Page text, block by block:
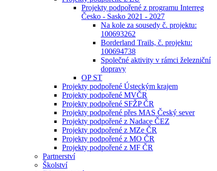
Projekty podpořené z programu Interreg
Česko - Sasko 2021 - 2027
Na kole za sousedy č. projektu:
100693262
Borderland Trails, č. projektu:
100694738
Společné aktivity v rámci železniční
dopravy
OP ST
Projekty podpořené Ústeckým krajem
Projekty podpořené MVČR
Projekty podpořené SFŽP ČR
Projekty podpořené přes MAS Český sever
Projekty podpořené z Nadace ČEZ
Projekty podpořené z MZe ČR
Projekty podpořené z MO ČR
Projekty podpořené z MF ČR
Partnerství
Školství